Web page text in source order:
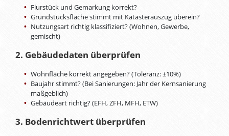
Flurstück und Gemarkung korrekt?
Grundstücksfläche stimmt mit Katasterauszug überein?
Nutzungsart richtig klassifiziert? (Wohnen, Gewerbe,
gemischt)
2. Gebäudedaten überprüfen
Wohnfläche korrekt angegeben? (Toleranz: ±10%)
Baujahr stimmt? (Bei Sanierungen: Jahr der Kernsanierung
maßgeblich)
Gebäudeart richtig? (EFH, ZFH, MFH, ETW)
3. Bodenrichtwert überprüfen